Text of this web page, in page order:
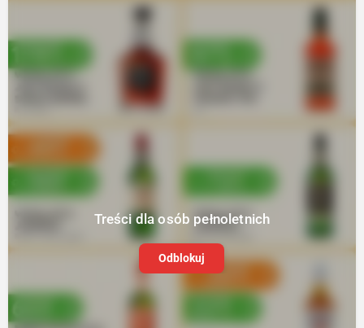
Treści dla osób pełnoletnich
Odblokuj